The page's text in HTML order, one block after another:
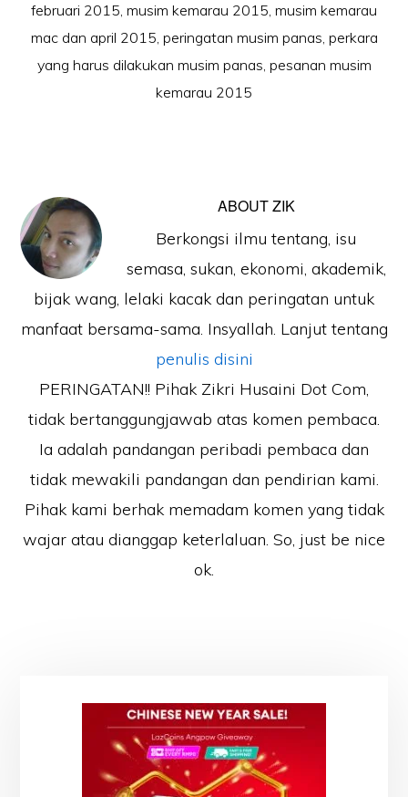
februari 2015, musim kemarau 2015, musim kemarau
mac dan april 2015, peringatan musim panas, perkara
yang harus dilakukan musim panas, pesanan musim
kemarau 2015
ABOUTZIK
Berkongsi ilmu tentang, isu
semasa, sukan, ekonomi, akademik,
bijak wang, lelaki kacak dan peringatan untuk
manfaat bersama-sama. Insyallah. Lanjut tentang
penulis disini
PERINGATAN!! Pihak Zikri Husaini Dot Com,
tidak bertanggungjawab atas komen pembaca.
Ia adalah pandangan peribadi pembaca dan
tidak mewakili pandangan dan pendirian kami.
Pihak kami berhak memadam komen yang tidak
wajar atau dianggap keterlaluan. So, just be nice
ok.